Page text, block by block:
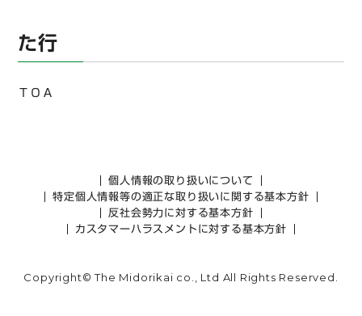
た行
ＴＯＡ
個人情報の取り扱いについて
特定個人情報等の適正な取り扱いに関する基本方針
反社会勢力に対する基本方針
カスタマーハラスメントに対する基本方針
Copyright© The Midorikai co., Ltd All Rights Reserved.